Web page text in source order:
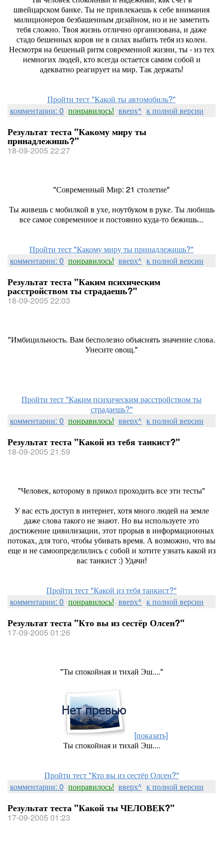
швейцарском банке. Ты не привлекаешь к себе внимания
милиционеров безбашенным дизайном, но и не заметить
тебя сложно. Твоя жизнь отлично организована, и даже
стадо бешенных коров не в силах выбить тебя из колеи.
Несмотря на бешеный ритм современной жизни, ты - из тех
немногих людей, кто всегда остается самим собой и
адекватно реагирует на мир. Так держать!
Пройти тест "Какой ты автомобиль?"
комментарии: 0 понравилось! вверх^ к полной версии
Результат теста "Какому миру ты
принадлежишь?"
18-09-2005 22:27
"Современный Мир: 21 столетие"
Ты живешь с мобилкой в ухе, ноутбуком в руке. Ты любишь
все самое современное и постоянно куда-то бежишь...
Пройти тест "Какому миру ты принадлежишь?"
комментарии: 0 понравилось! вверх^ к полной версии
Результат теста "Каким психическим
расстройством ты страдаешь?"
18-09-2005 22:03
"Имбицильность. Вам бесполезно объяснять значение слова.
Унесите овощ."
Пройти тест "Каким психическим расстройством ты
страдаешь?"
комментарии: 0 понравилось! вверх^ к полной версии
Результат теста "Какой из тебя танкист?"
18-09-2005 21:59
"Человек, которому в прикол проходить все эти тесты"
У вас есть доступ в интернет, хотя много людей на земле
даже слова такого не знают. Но вы используете это
достижение цивилизации, этот прорыв в информационных
потоках, для того, чтобы убивать время. А возможно, что вы
еще и не самоопределились с собой и хотите узнать какой из
вас танкист :) Удачи!
Пройти тест "Какой из тебя танкист?"
комментарии: 0 понравилось! вверх^ к полной версии
Результат теста "Кто вы из сестёр Олсен?"
17-09-2005 01:26
"Ты спокойная и тихай Эш...."
[показать]
Ты спокойная и тихай Эш....
Пройти тест "Кто вы из сестёр Олсен?"
комментарии: 0 понравилось! вверх^ к полной версии
Результат теста "Какой ты ЧЕЛОВЕК?"
17-09-2005 01:23